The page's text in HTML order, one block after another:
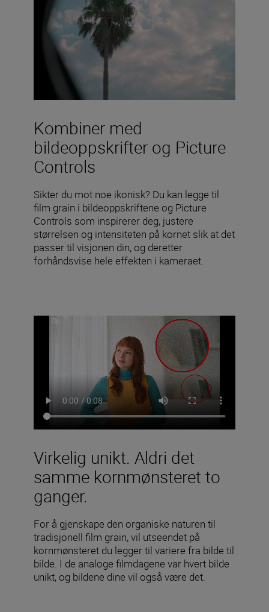
Kombiner med
bildeoppskrifter og Picture
Controls
Sikter du mot noe ikonisk? Du kan legge til
film grain i bildeoppskriftene og Picture
Controls som inspirerer deg, justere
størrelsen og intensiteten på kornet slik at det
passer til visjonen din, og deretter
forhåndsvise hele effekten i kameraet.
Virkelig unikt. Aldri det
samme kornmønsteret to
ganger.
For å gjenskape den organiske naturen til
tradisjonell film grain, vil utseendet på
kornmønsteret du legger til variere fra bilde til
bilde. I de analoge filmdagene var hvert bilde
unikt, og bildene dine vil også være det.